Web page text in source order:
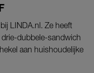
LINDA.nl. Ze heeft
dubbele-sandwich
aan huishoudelijke